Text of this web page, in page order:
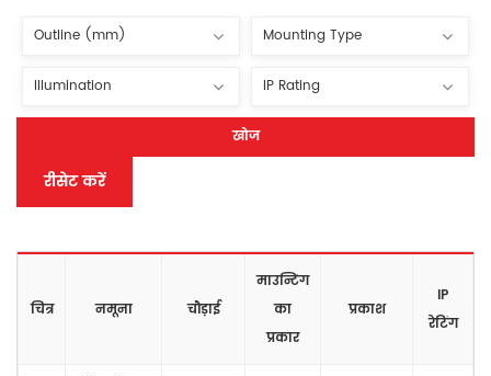
खोज
रीसेट करें
चित्र नमूना चौड़ाई
माउन्टिंग
का
प्रकार
प्रकाश
IP
रेटिंग